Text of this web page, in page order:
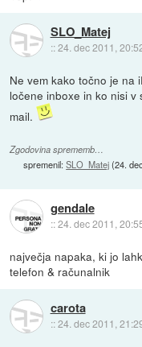
SLO_Matej
::24. dec 2011,
Ne vem kako točno je na
ločene inboxe in ko nisi
mail.
Zgodovina sprememb…
spremenil:SLO_Matej(24.
gendale
::24. dec 2011,
največja napaka, ki jo
telefon & računalnik
carota
::24. dec 2011,